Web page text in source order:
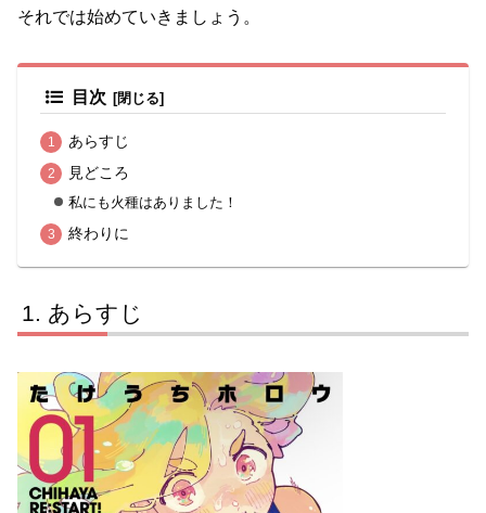
それでは始めていきましょう。
目次
あらすじ
見どころ
私にも火種はありました！
終わりに
あらすじ